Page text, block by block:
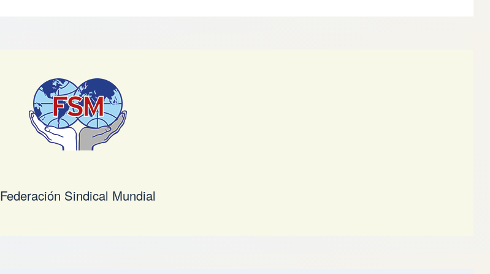
Federación Sindical Mundial